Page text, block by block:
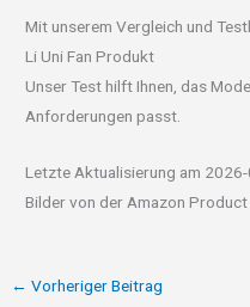
Mit unserem Vergleich und
Li Uni Fan Produkt
Unser Test hilft Ihnen, das
Anforderungen passt.
Letzte Aktualisierung am
Bilder von der Amazon
← Vorheriger Beitrag